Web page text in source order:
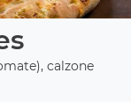
calzone